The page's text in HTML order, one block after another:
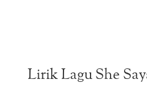
Lirik Lagu She